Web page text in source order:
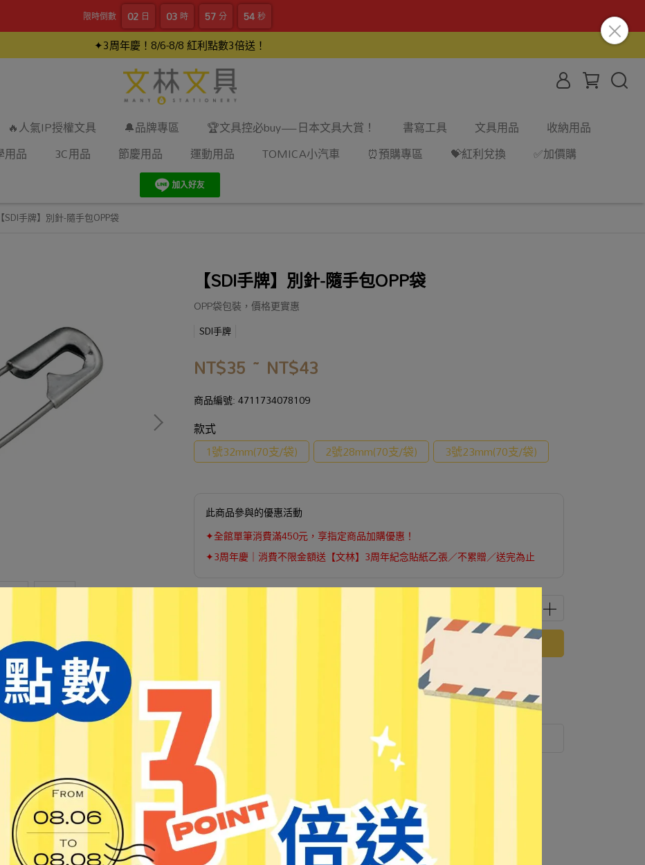
限時倒數 02 日 03 時 57分 54秒
✦3周年慶！8/6-8/8 紅利點數3倍送！
🔥人氣IP授權文具 🔔品牌專區 🏆文具控必buy—日本文具大賞！ 書寫工具 文具用品
收納用品
用品 3C用品 節慶用品 運動用品 TOMICA小汽車 ⏰預購專區 💝紅利兌換 ✅加價購
【SDI手牌】別針-隨手包OPP袋
【SDI手牌】別針-隨手包OPP袋
OPP袋包裝，價格更實惠
SDI手牌
NT$35 ~ NT$43
商品編號:4711734078109
款式
1號32mm(70支/袋)
2號28mm(70支/袋) 3號23mm(70支/袋)
此商品參與的優惠活動
✦全館單筆消費滿450元，享指定商品加購優惠！
✦3周年慶｜消費不限金額送【文林】3周年紀念貼紙乙張／不累贈／送完為止
已售完，貨到通知我
加入最愛 點 (約等於NT$43)
規格說明